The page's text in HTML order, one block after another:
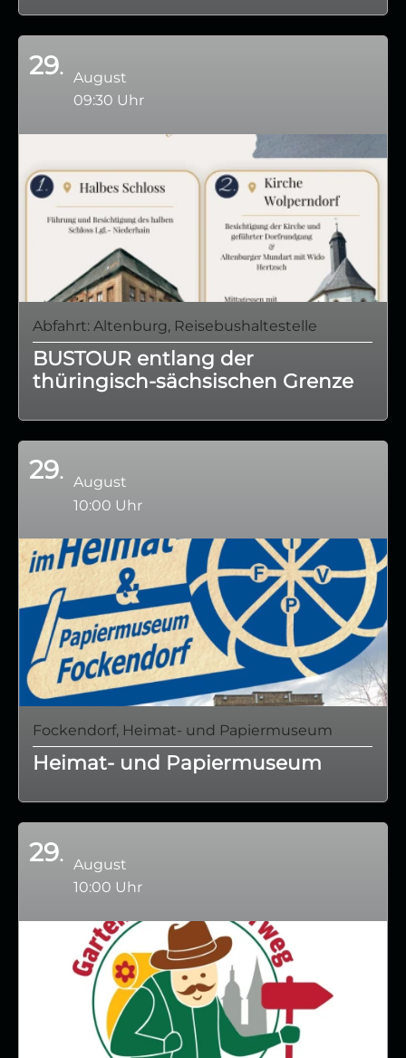
29
August
09:30 Uhr
Abfahrt: Altenburg, Reisebushaltestelle
BUSTOUR entlang der
thüringisch-sächsischen Grenze
29
August
10:00 Uhr
Fockendorf, Heimat- und Papiermuseum
Heimat- und Papiermuseum
29
August
10:00 Uhr